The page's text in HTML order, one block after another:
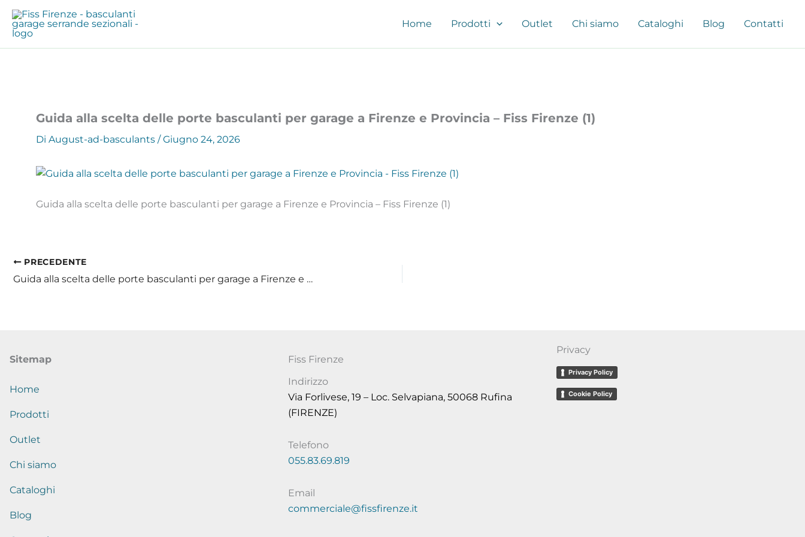
Vai
contenuto
Home Prodotti Outlet Chi siamo Cataloghi Blog Contatti
Guida alla scelta delle porte basculanti per garage a Firenze e Provincia – Fiss Firenze (1)
Di August-ad-basculants /Giugno 24, 2026
Guida alla scelta delle porte basculanti per garage a Firenze e Provincia – Fiss Firenze (1)
PRECEDENTE
Guida alla scelta delle porte basculanti per garage a Firenze e Provincia
Sitemap
Home
Prodotti
Outlet
Chi siamo
Cataloghi
Blog
Fiss Firenze
Indirizzo
Via Forlivese, 19 – Loc. Selvapiana, 50068 Rufina
(FIRENZE)
Telefono
055.83.69.819
Email
commerciale@fissfirenze.it
Privacy
Privacy Policy
Cookie Policy